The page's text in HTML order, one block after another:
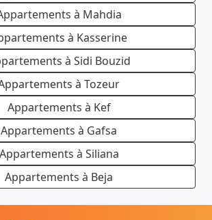
à Mahdia
à Kasserine
à Sidi Bouzid
à Tozeur
Appartements à Kef
Appartements à Gafsa
Appartements à Siliana
Appartements à Beja